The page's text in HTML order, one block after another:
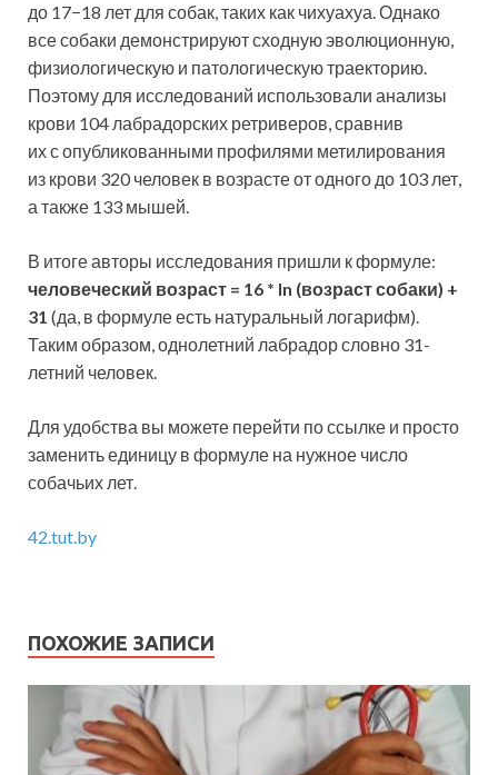
до 17−18 лет для собак, таких как чихуахуа. Однако
все собаки демонстрируют сходную эволюционную,
физиологическую и патологическую траекторию.
Поэтому для исследований использовали анализы
крови 104 лабрадорских ретриверов, сравнив
их с опубликованными профилями метилирования
из крови 320 человек в возрасте от одного до 103 лет,
а также 133 мышей.
В итоге авторы исследования пришли к формуле:
человеческий возраст = 16 * ln (возраст собаки) +
31 (да, в формуле есть натуральный логарифм).
Таким образом, однолетний лабрадор словно 31-
летний человек.
Для удобства вы можете перейти по ссылке и просто
заменить единицу в формуле на нужное число
собачьих лет.
42.tut.by
ПОХОЖИЕ ЗАПИСИ